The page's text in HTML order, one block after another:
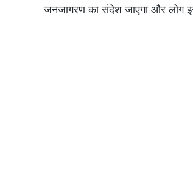
जनजागरण का संदेश जाएगा और लोग